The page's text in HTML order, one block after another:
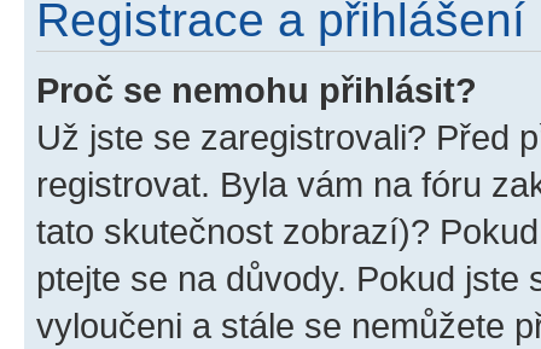
Registrace a přihlášení
Proč se nemohu přihlásit?
Už jste se zaregistrovali? Před
registrovat. Byla vám na fóru
tato skutečnost zobrazí)?
ptejte se na důvody. Pokud jste
vyloučeni a stále se nemůžete